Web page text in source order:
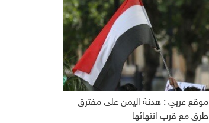
موقع عربي : هدنة اليمن على مفترق
طرق مع قرب انتهائها